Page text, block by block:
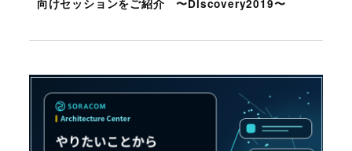
向けセッションをご紹介 〜Discovery2019〜